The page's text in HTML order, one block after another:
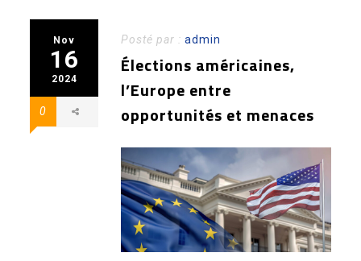
Nov
16
2024
0
Posté par :admin
Élections américaines,
l’Europe entre
opportunités et menaces